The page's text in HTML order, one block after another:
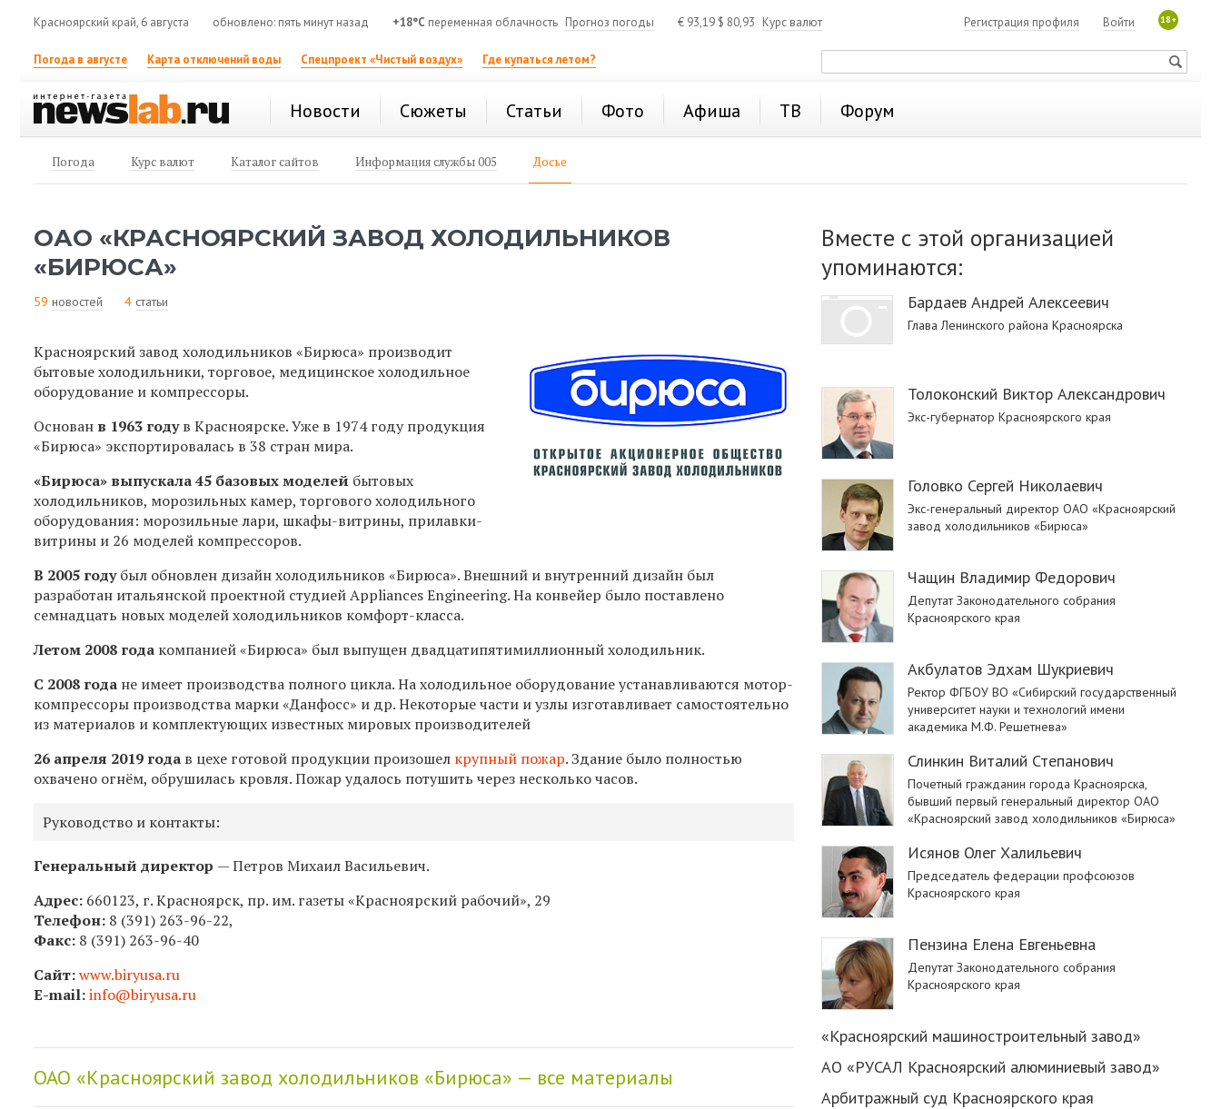
Красноярский край, 6 августа обновлено: пять минут назад +18°C переменная облачность Прогноз погоды € 93,19 $ 80,93 Курс валют 18+
Войти
Регистрация профиля
Погода в августе Карта отключений воды Спецпроект «Чистый воздух» Где купаться летом?
Новости Сюжеты Статьи Фото Афиша ТВ Форум
Погода Курс валют Каталог сайтов Информация службы 005 Досье
ОАО «КРАСНОЯРСКИЙ ЗАВОД ХОЛОДИЛЬНИКОВ
«БИРЮСА»
59 новостей 4 статьи
Красноярский завод холодильников «Бирюса» производит
бытовые холодильники, торговое, медицинское холодильное
оборудование и компрессоры.
Основан в 1963 годув Красноярске. Уже в 1974 году продукция
«Бирюса» экспортировалась в 38 стран мира.
«Бирюса» выпускала 45 базовых моделей бытовых
холодильников, морозильных камер, торгового холодильного
оборудования: морозильные лари, шкафы-витрины, прилавки-
витрины и 26 моделей компрессоров.
В 2005 году был обновлен дизайн холодильников «Бирюса». Внешний и внутренний дизайн был
разработан итальянской проектной студией Appliances Engineering. На конвейер было поставлено
семнадцать новых моделей холодильников комфорт-класса.
Летом 2008 года компанией «Бирюса» был выпущен двадцатипятимиллионный холодильник.
С 2008 года не имеет производства полного цикла. На холодильное оборудование устанавливаются мотор-
компрессоры производства марки «Данфосс» и др. Некоторые части и узлы изготавливает самостоятельно
из материалов и комплектующих известных мировых производителей
26 апреля 2019 года в цехе готовой продукции произошел крупный пожар. Здание было полностью
охвачено огнём, обрушилась кровля. Пожар удалось потушить через несколько часов.
Руководство и контакты:
Генеральный директор —Петров Михаил Васильевич.
Адрес: 660123, г. Красноярск, пр. им. газеты «Красноярский рабочий», 29
Телефон: 8 (391) 263-96-22,
Факс: 8 (391) 263-96-40
Сайт:www.biryusa.ru
E-mail:info@biryusa.ru
ОАО «Красноярский завод холодильников «Бирюса» — все материалы
Вместе с этой организацией
упоминаются:
Бардаев Андрей Алексеевич
Глава Ленинского района Красноярска
Толоконский Виктор Александрович
Экс-губернатор Красноярского края
Головко Сергей Николаевич
Экс-генеральный директор ОАО «Красноярский
завод холодильников «Бирюса»
Чащин Владимир Федорович
Депутат Законодательного собрания
Красноярского края
Акбулатов Эдхам Шукриевич
Ректор ФГБОУ ВО «Сибирский государственный
университет науки и технологий имени
академика М.Ф. Решетнева»
Слинкин Виталий Степанович
Почетный гражданин города Красноярска,
бывший первый генеральный директор ОАО
«Красноярский завод холодильников «Бирюса»
Исянов Олег Халильевич
Председатель федерации профсоюзов
Красноярского края
Пензина Елена Евгеньевна
Депутат Законодательного собрания
Красноярского края
«Красноярский машиностроительный завод»
АО «РУСАЛ Красноярский алюминиевый завод»
Арбитражный суд Красноярского края